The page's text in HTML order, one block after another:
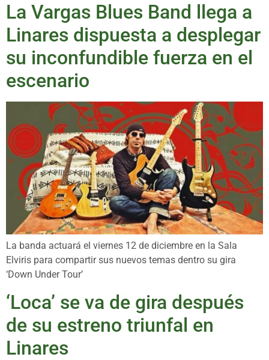
La Vargas Blues Band llega a
Linares dispuesta a desplegar
su inconfundible fuerza en el
escenario
La banda actuará el viernes 12 de diciembre en la Sala
Elviris para compartir sus nuevos temas dentro su gira
‘Down Under Tour’
‘Loca’ se va de gira después
de su estreno triunfal en
Linares